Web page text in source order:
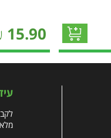
15.90